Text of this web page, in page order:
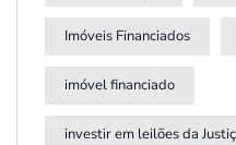
Imóveis Financiados
imóvel financiado
investir em leilões da